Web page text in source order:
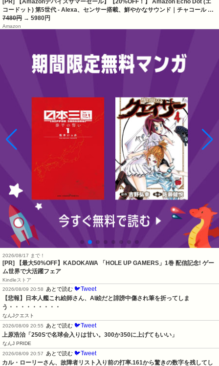
コードット) 第5世代 - Alexa、センサー搭載、鮮やかなサウンド｜チャコール …
7480円 → 5980円
Amazon
2026/08/17 まで！
[PR] 【最大50%OFF】KADOKAWA 「HOLE UP GAMERS」1巻 配信記念! ゲー
ム世界で大活躍フェア
Kindleストア
2026/08/09 20:58
あとで読む 🐦Tweet
【悲報】日本人艦これ絵師さん、AI絵だと誹謗中傷され筆を折ってしま
う・・・・・・・・・
なんJクエスト
2026/08/09 20:55
あとで読む 🐦Tweet
上原浩治「250Sで名球会入りは甘い。300か350に上げてもいい」
なんJ PRIDE
2026/08/09 20:57
あとで読む 🐦Tweet
カル・ローリーさん、故障者リスト入り前の打率.161から驚きの数字を残してし